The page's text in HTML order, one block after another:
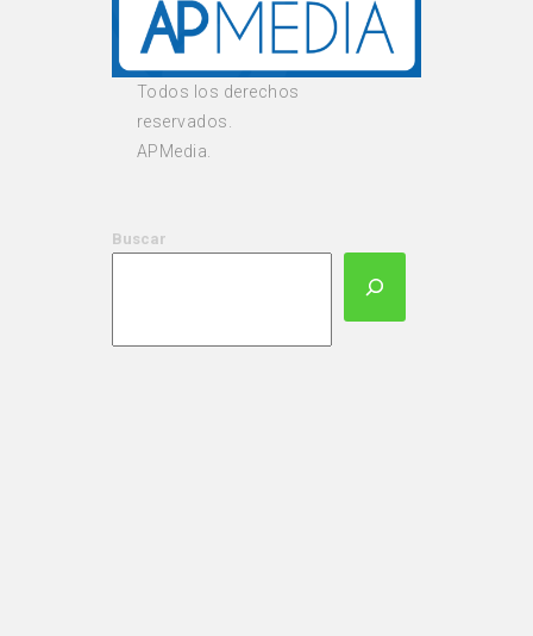
Todos los derechos
reservados.
APMedia.
Buscar